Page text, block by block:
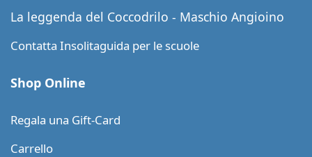
La leggenda del Coccodrilo - Maschio Angioino
Contatta Insolitaguida per le scuole
Shop Online
Regala una Gift-Card
Carrello